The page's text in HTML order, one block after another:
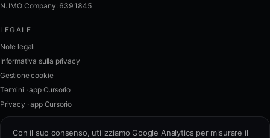
N. IMO Company: 6391845
LEGALE
Note legali
Informativa sulla privacy
Gestione cookie
Termini · app Cursorio
Privacy · app Cursorio
Con il suo consenso, utilizziamo Google Analytics per misurare il